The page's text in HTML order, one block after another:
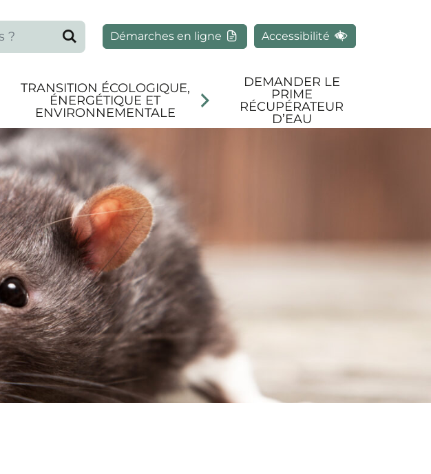
Rechercher
Démarches en ligne Accessibilité
TRANSITION ÉCOLOGIQUE,
ÉNERGÉTIQUE ET
ENVIRONNEMENTALE
DEMANDER LE
PRIME
RÉCUPÉRATEUR
D’EAU